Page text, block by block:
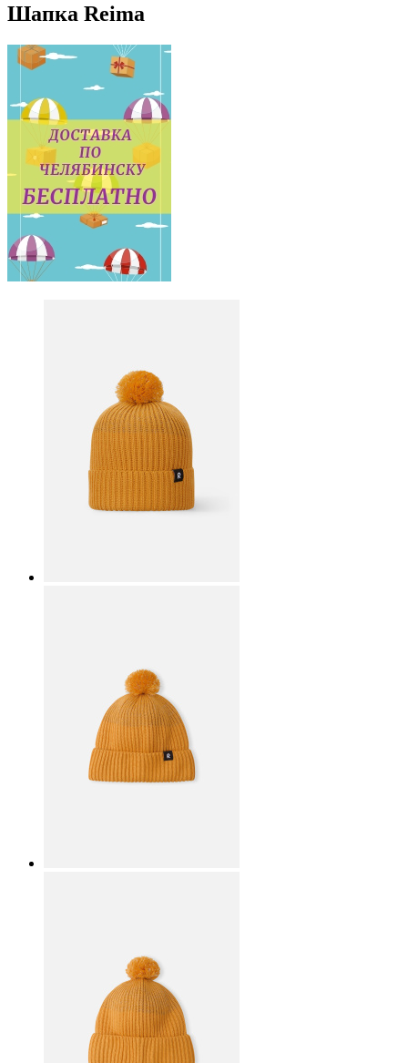
Шапка Reima